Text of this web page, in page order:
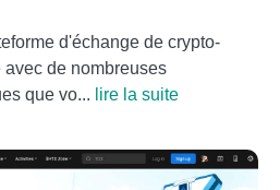
d'échange de crypto-
de nombreuses
que vo... lire la suite